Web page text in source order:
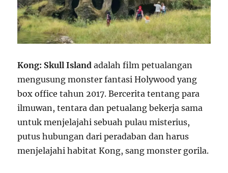
Kong: Skull Island adalah film petualangan
mengusung monster fantasi Holywood yang
box office tahun 2017. Bercerita tentang para
ilmuwan, tentara dan petualang bekerja sama
untuk menjelajahi sebuah pulau misterius,
putus hubungan dari peradaban dan harus
menjelajahi habitat Kong, sang monster gorila.